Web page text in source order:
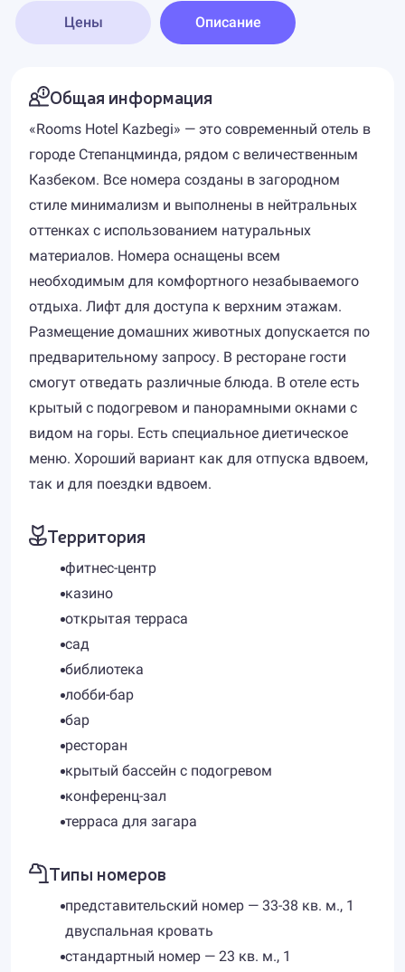
Цены Описание
Общая информация
«Rooms Hotel Kazbegi» — это современный отель в
городе Степанцминда, рядом с величественным
Казбеком. Все номера созданы в загородном
стиле минимализм и выполнены в нейтральных
оттенках с использованием натуральных
материалов. Номера оснащены всем
необходимым для комфортного незабываемого
отдыха. Лифт для доступа к верхним этажам.
Размещение домашних животных допускается по
предварительному запросу. В ресторане гости
смогут отведать различные блюда. В отеле есть
крытый с подогревом и панорамными окнами с
видом на горы. Есть специальное диетическое
меню. Хороший вариант как для отпуска вдвоем,
так и для поездки вдвоем.
Территория
фитнес-центр
казино
открытая терраса
сад
библиотека
лобби-бар
бар
ресторан
крытый бассейн с подогревом
конференц-зал
терраса для загара
Типы номеров
представительский номер — 33-38 кв. м., 1
двуспальная кровать
стандартный номер — 23 кв. м., 1